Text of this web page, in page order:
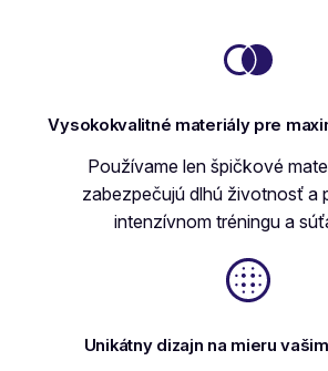
Vysokokvalitné materiály pre
Používame len špičkové
zabezpečujú dlhú životnosť a
intenzívnom tréningu a
Unikátny dizajn na mieru